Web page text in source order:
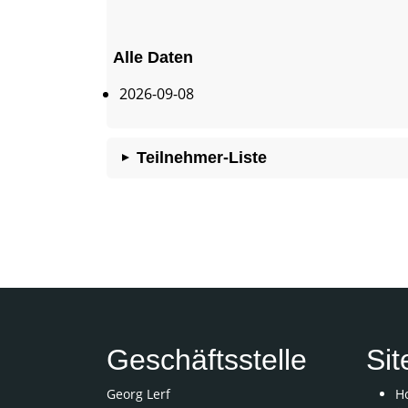
Alle Daten
2026-09-08
Teilnehmer-Liste
Geschäftsstelle
Georg Lerf